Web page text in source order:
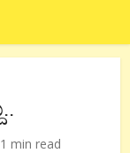
1 min read